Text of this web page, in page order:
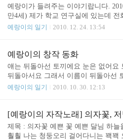
각운을 맞추고, 음절의 개수를 비슷
요. 일상에서 쉽게 볼 수 있는 물건에
는 이야기를 만들었네요. 2011년 1월
예랑이가 들려주는 이야기랍니다.
만4세) 제가 학교 연구실에 있는데
랑이가 몸에 열도 나고 힘들어하고 있
그러던 어느날 숲속 깊은 곳에서 여
녕?" "안녕~" "우리집에 꿀이 있어. 같
먹었더니 으앗, 꿀이 어떤 맛일까요.
을 넣은 것이었어요. 그래서 여우는
예랑이의 일기 2010. 12. 24. 13:54
예랑이의 창작 동화
얘는 뒤돌아선 토끼에요 눈은 없어요
뒤돌아서요 그래서 이름이 뒤돌아선
식탁에 있는 얘는 먹는 애벌레에요 애
해요 지글지글 잘 구워진 버섯이에요
쿵쾅쿵쾅 토끼들한테 걸어가요 아빠
면 걸어가는 식탁이라고 깜짝 놀라시
예랑이의 일기 2010. 10. 30. 12:13
[예랑이의 자작노래] 의자꽃, 저
제목 : 의자꽃 예쁜 꽃 예쁜 달님 하늘
훨훨 나는 청둥오리 걸어다니는 꽥꽥